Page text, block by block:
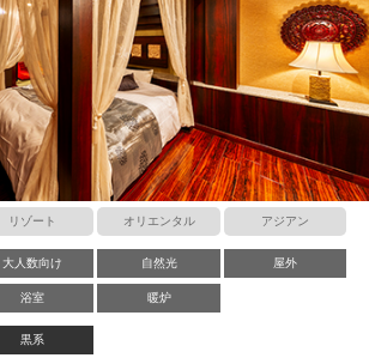
リゾート オリエンタル アジアン
大人数向け 自然光 屋外
浴室 暖炉
黒系